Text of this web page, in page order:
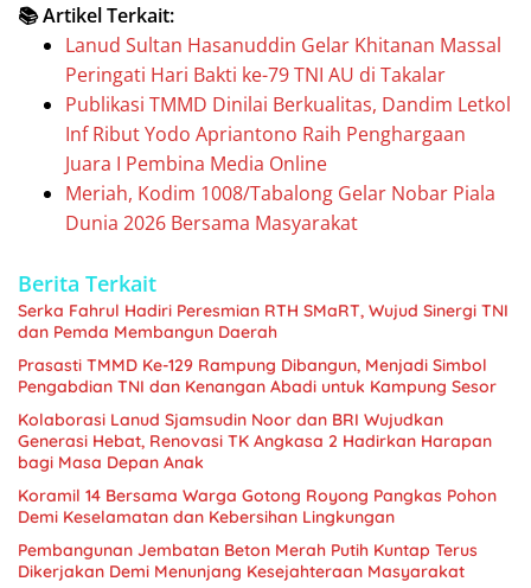
📚 Artikel Terkait:
Lanud Sultan Hasanuddin Gelar Khitanan Massal
Peringati Hari Bakti ke-79 TNI AU di Takalar
Publikasi TMMD Dinilai Berkualitas, Dandim Letkol
Inf Ribut Yodo Apriantono Raih Penghargaan
Juara I Pembina Media Online
Meriah, Kodim 1008/Tabalong Gelar Nobar Piala
Dunia 2026 Bersama Masyarakat
Berita Terkait
Serka Fahrul Hadiri Peresmian RTH SMaRT, Wujud Sinergi TNI
dan Pemda Membangun Daerah
Prasasti TMMD Ke-129 Rampung Dibangun, Menjadi Simbol
Pengabdian TNI dan Kenangan Abadi untuk Kampung Sesor
Kolaborasi Lanud Sjamsudin Noor dan BRI Wujudkan
Generasi Hebat, Renovasi TK Angkasa 2 Hadirkan Harapan
bagi Masa Depan Anak
Koramil 14 Bersama Warga Gotong Royong Pangkas Pohon
Demi Keselamatan dan Kebersihan Lingkungan
Pembangunan Jembatan Beton Merah Putih Kuntap Terus
Dikerjakan Demi Menunjang Kesejahteraan Masyarakat